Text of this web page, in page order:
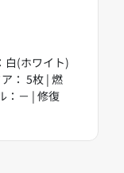
白(ホワイト)
： 5枚 | 燃
：－ | 修復